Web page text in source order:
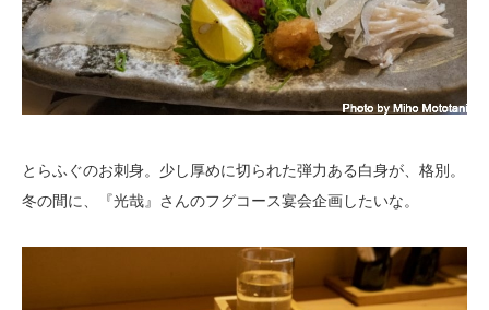
とらふぐのお刺身。少し厚めに切られた弾力ある白身が、格別。
冬の間に、『光哉』さんのフグコース宴会企画したいな。